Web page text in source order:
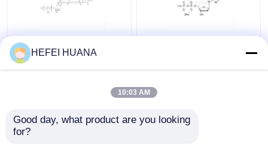
फ्लोरोसेइन-12-डीयूटीपी 1
एमएम सोडियम समाधान
HEFEI HUANA
10:03 AM
Good day, what product are you looking
for?